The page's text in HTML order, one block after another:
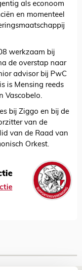
als econoom
en momenteel
werkzaam bij
de overstap naar
advisor bij PwC
is Mensing reeds
Vascobelo.
bij Ziggo en bij de
van de
van de Raad van
Orkest.